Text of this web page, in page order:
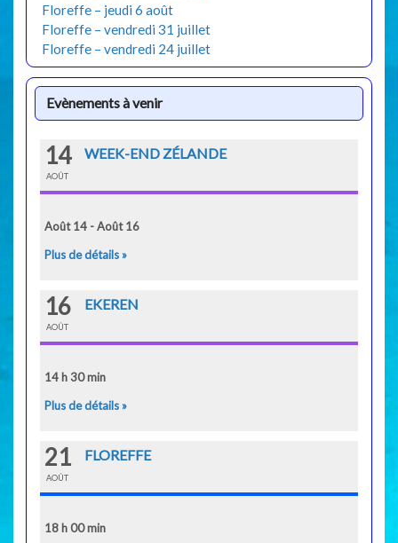
Floreffe – jeudi 6 août
Floreffe – vendredi 31 juillet
Floreffe – vendredi 24 juillet
Evènements à venir
14
AOÛT
WEEK-END ZÉLANDE
Août 14 - Août 16
Plus de détails »
16
AOÛT
EKEREN
14 h 30 min
Plus de détails »
21
AOÛT
FLOREFFE
18 h 00 min